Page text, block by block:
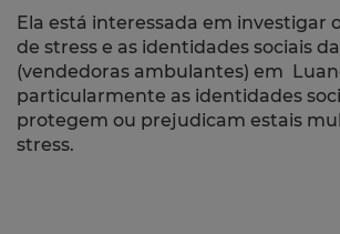
Ela está interessada em investigar
de stress e as identidades sociais
(vendedoras ambulantes) em
particularmente as identidades
protegem ou prejudicam estais
stress.